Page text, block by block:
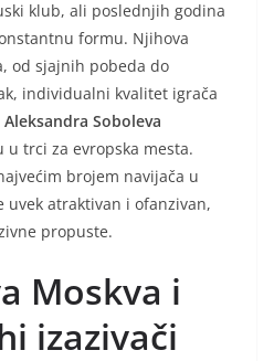
klub, ali poslednjih godina
formu. Njihova
od sjajnih pobeda do
individualni kvalitet igrača
Aleksandra Soboleva
u trci za evropska mesta.
brojem navijača u
atraktivan i ofanzivan,
propuste.
Moskva i
izazivači